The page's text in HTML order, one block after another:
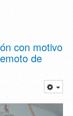
con motivo
de